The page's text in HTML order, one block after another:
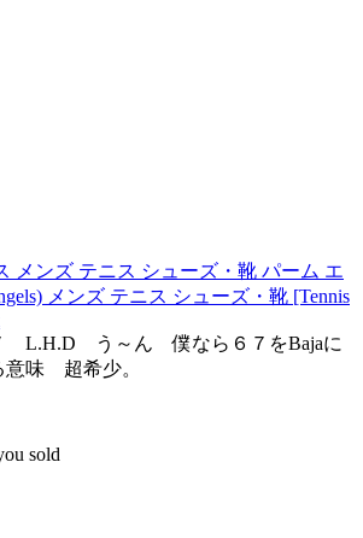
メンズ テニス シューズ・靴 パーム エ
メンズ テニス シューズ・靴 [Tennis
L.H.D う～ん 僕なら６７をBajaに
味 超希少。
sold